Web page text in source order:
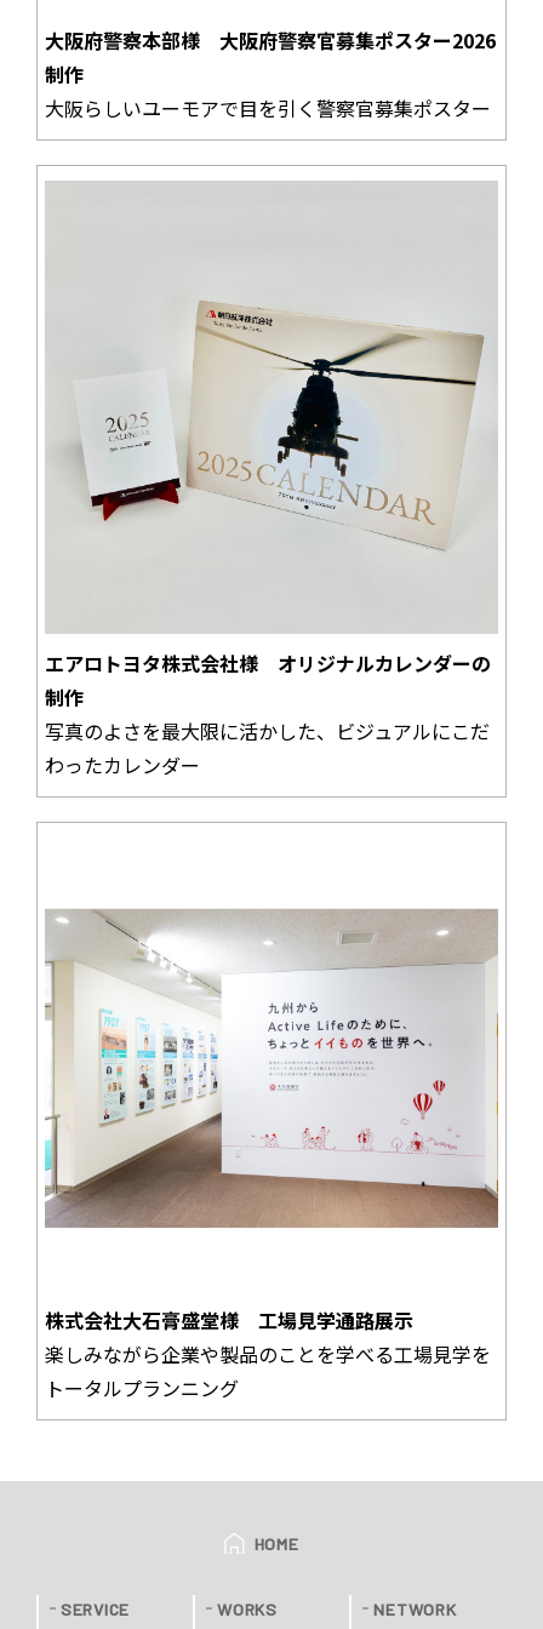
大阪府警察本部様 大阪府警察官募集ポスター2026
制作
大阪らしいユーモアで目を引く警察官募集ポスター
エアロトヨタ株式会社様 オリジナルカレンダーの
制作
写真のよさを最大限に活かした、ビジュアルにこだ
わったカレンダー
株式会社大石膏盛堂様 工場見学通路展示
楽しみながら企業や製品のことを学べる工場見学を
トータルプランニング
HOME
SERVICE WORKS NETWORK